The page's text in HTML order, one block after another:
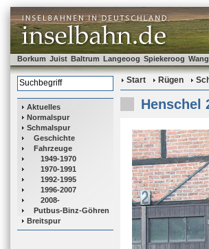
Borkum Juist Baltrum Langeoog Spiekeroog
Aktuelles
Normalspur
Schmalspur
Geschichte
Fahrzeuge
1949-1970
1970-1991
1992-1995
1996-2007
2008-
Putbus-Binz-Göhren
Breitspur
Start Rügen
Henschel